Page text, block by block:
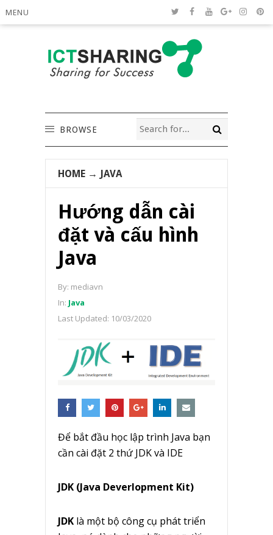
MENU
BROWSE
HOME → JAVA
Hướng dẫn cài
đặt và cấu hình
Java
By: mediavn
In: Java
Last Updated: 10/03/2020
Để bắt đầu học lập trình Java bạn
cần cài đặt 2 thứ JDK và IDE
JDK (Java Deverlopment Kit)
JDK là một bộ công cụ phát triển